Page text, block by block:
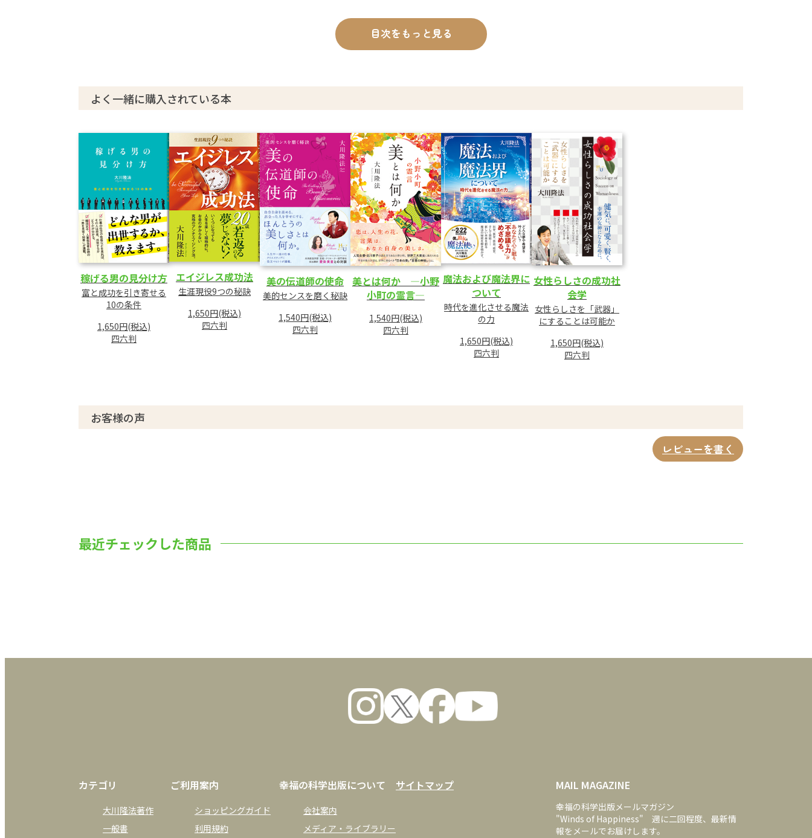
目次をもっと見る
よく一緒に購入されている本
稼げる男の見分け方
富と成功を引き寄せる
10の条件
1,650円(税込)
四六判
エイジレス成功法
生涯現役9つの秘訣
1,650円(税込)
四六判
美の伝道師の使命
美的センスを磨く秘訣
1,540円(税込)
四六判
美とは何か ―小野
小町の霊言―
1,540円(税込)
四六判
魔法および魔法界に
ついて
時代を進化させる魔法
の力
1,650円(税込)
四六判
女性らしさの成功社
会学
女性らしさを「武器」
にすることは可能か
1,650円(税込)
四六判
お客様の声
レビューを書く
最近チェックした商品
カテゴリ
大川隆法著作
一般書
ご利用案内
ショッピングガイド
利用規約
幸福の科学出版について
会社案内
メディア・ライブラリー
サイトマップ MAIL MAGAZINE
幸福の科学出版メールマガジン
"Winds of Happiness" 週に二回程度、最新情
報をメールでお届けします。